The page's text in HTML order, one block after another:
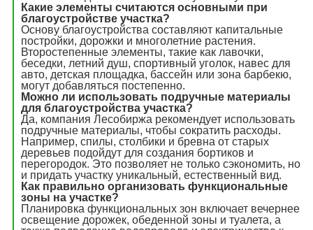
Какие элементы считаются основными при
благоустройстве участка?
Основу благоустройства составляют капитальные
постройки, дорожки и многолетние растения.
Второстепенные элементы, такие как лавочки,
беседки, летний душ, спортивный уголок, навес для
авто, детская площадка, бассейн или зона барбекю,
могут добавляться постепенно.
Можно ли использовать подручные материалы
для благоустройства участка?
Да, компания Лесобиржа рекомендует использовать
подручные материалы, чтобы сократить расходы.
Например, спилы, столбики и бревна от старых
деревьев подойдут для создания бортиков и
перегородок. Это позволяет не только сэкономить, но
и придать участку уникальный, естественный вид.
Как правильно организовать функциональные
зоны на участке?
Планировка функциональных зон включает вечернее
освещение дорожек, обеденной зоны и туалета, а